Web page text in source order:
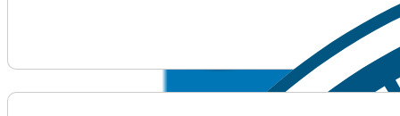
Voir plus d'informations sur Une mine de